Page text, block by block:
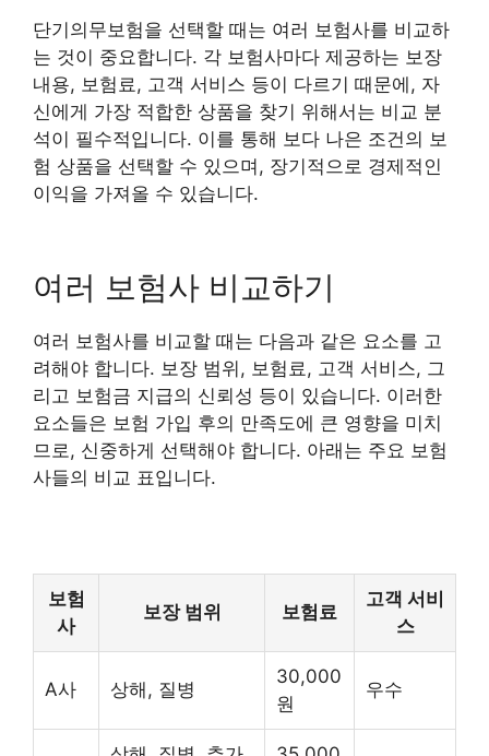
단기의무보험을 선택할 때는 여러 보험사를 비교하
는 것이 중요합니다. 각 보험사마다 제공하는 보장
내용, 보험료, 고객 서비스 등이 다르기 때문에, 자
신에게 가장 적합한 상품을 찾기 위해서는 비교 분
석이 필수적입니다. 이를 통해 보다 나은 조건의 보
험 상품을 선택할 수 있으며, 장기적으로 경제적인
이익을 가져올 수 있습니다.
여러 보험사 비교하기
여러 보험사를 비교할 때는 다음과 같은 요소를 고
려해야 합니다. 보장 범위, 보험료, 고객 서비스, 그
리고 보험금 지급의 신뢰성 등이 있습니다. 이러한
요소들은 보험 가입 후의 만족도에 큰 영향을 미치
므로, 신중하게 선택해야 합니다. 아래는 주요 보험
사들의 비교 표입니다.
보험
사
보장 범위 보험료
고객 서비
스
A사 상해, 질병
30,000
원
우수